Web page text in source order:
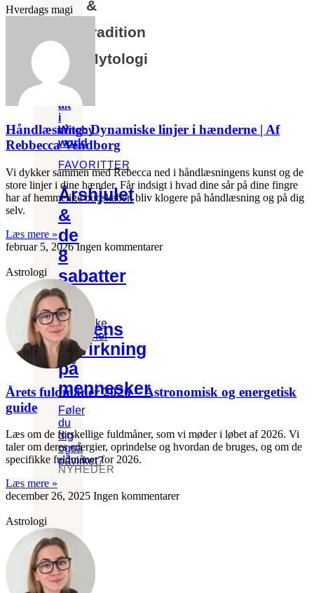
&
tradition
Mytologi
Se
alt
i
Witchy
world
FAVORITTER
Årshjulet
&
de
8
sabatter
Kend
dine
hedenske
traditioner
Månens
påvirkning
på
mennesker
Føler
du
dig
også
påvirket?
NYHEDER
Hverdags magi
Håndlæsning: Dynamiske linjer i hænderne | Af
Rebbecca Vendborg
Vi dykker sammen med Rebecca ned i håndlæsningens kunst og de
store linjer i dine hænder. Får indsigt i hvad dine sår på dine fingre
har af hemmelige budskaber, bliv klogere på håndlæsning og på dig
selv.
Læs mere »
februar 5, 2026Ingen kommentarer
Astrologi
Årets fuldmåner 2026 – Astronomisk og energetisk
guide
Læs om de forskellige fuldmåner, som vi møder i løbet af 2026. Vi
taler om deres energier, oprindelse og hvordan de bruges, og om de
specifikke fuldmåner for 2026.
Læs mere »
december 26, 2025 Ingen kommentarer
Astrologi